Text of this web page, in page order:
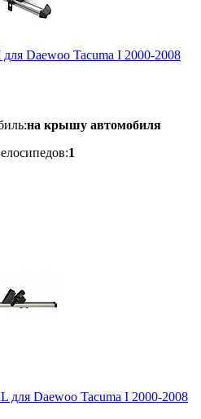
Daewoo Tacuma I 2000-2008
на крышу автомобиля
1
для Daewoo Tacuma I 2000-2008